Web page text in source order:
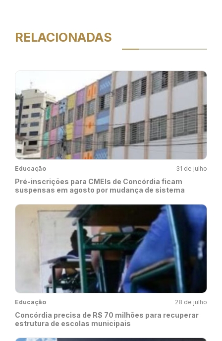
RELACIONADAS
Educação 31 de julho
Pré-inscrições para CMEIs de Concórdia ficam
suspensas em agosto por mudança de sistema
Educação 28 de julho
Concórdia precisa de R$ 70 milhões para recuperar
estrutura de escolas municipais